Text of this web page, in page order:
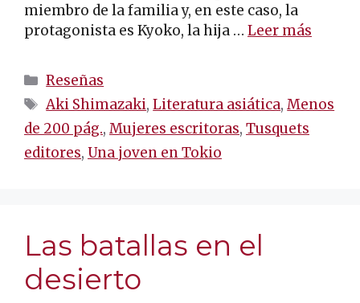
miembro de la familia y, en este caso, la
protagonista es Kyoko, la hija … Leer más
Categorías
Reseñas
Etiquetas
Aki Shimazaki,Literatura asiática,Menos
de 200 pág., Mujeres escritoras, Tusquets
editores, Una joven en Tokio
Las batallas en el
desierto